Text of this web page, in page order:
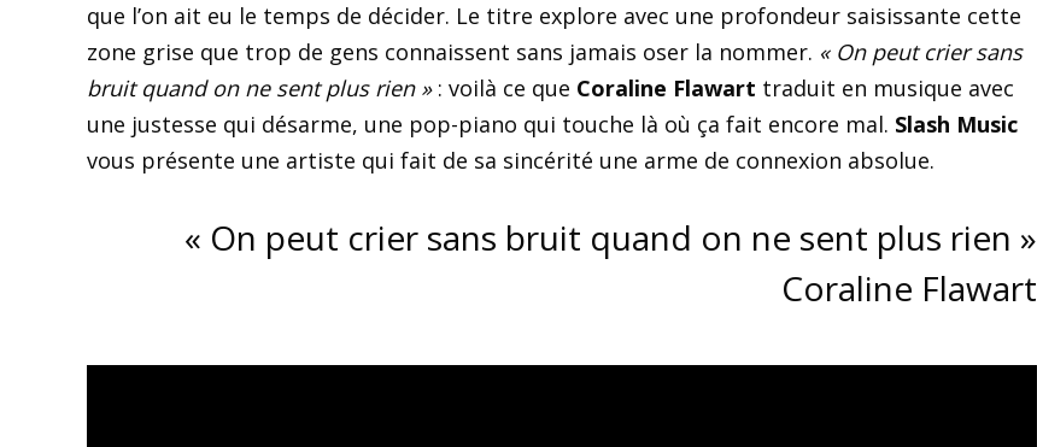
que l’on ait eu le temps de décider. Le titre explore avec une profondeur saisissante cette
zone grise que trop de gens connaissent sans jamais oser la nommer. « On peut crier sans
bruit quand on ne sent plus rien »: voilà ce que Coraline Flawart traduit en musique avec
une justesse qui désarme, une pop-piano qui touche là où ça fait encore mal. Slash Music
vous présente une artiste qui fait de sa sincérité une arme de connexion absolue.
« On peut crier sans bruit quand on ne sent plus rien »
Coraline Flawart